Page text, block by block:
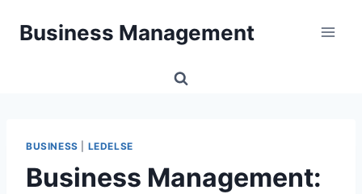
Business Management
BUSINESS LEDELSE
Business Management: